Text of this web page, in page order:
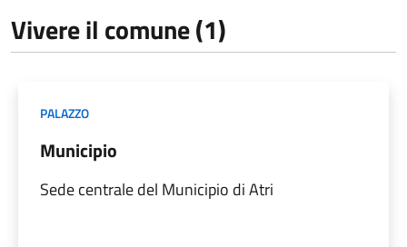
Vivere il comune (1)
PALAZZO
Municipio
Sede centrale del Municipio di Atri